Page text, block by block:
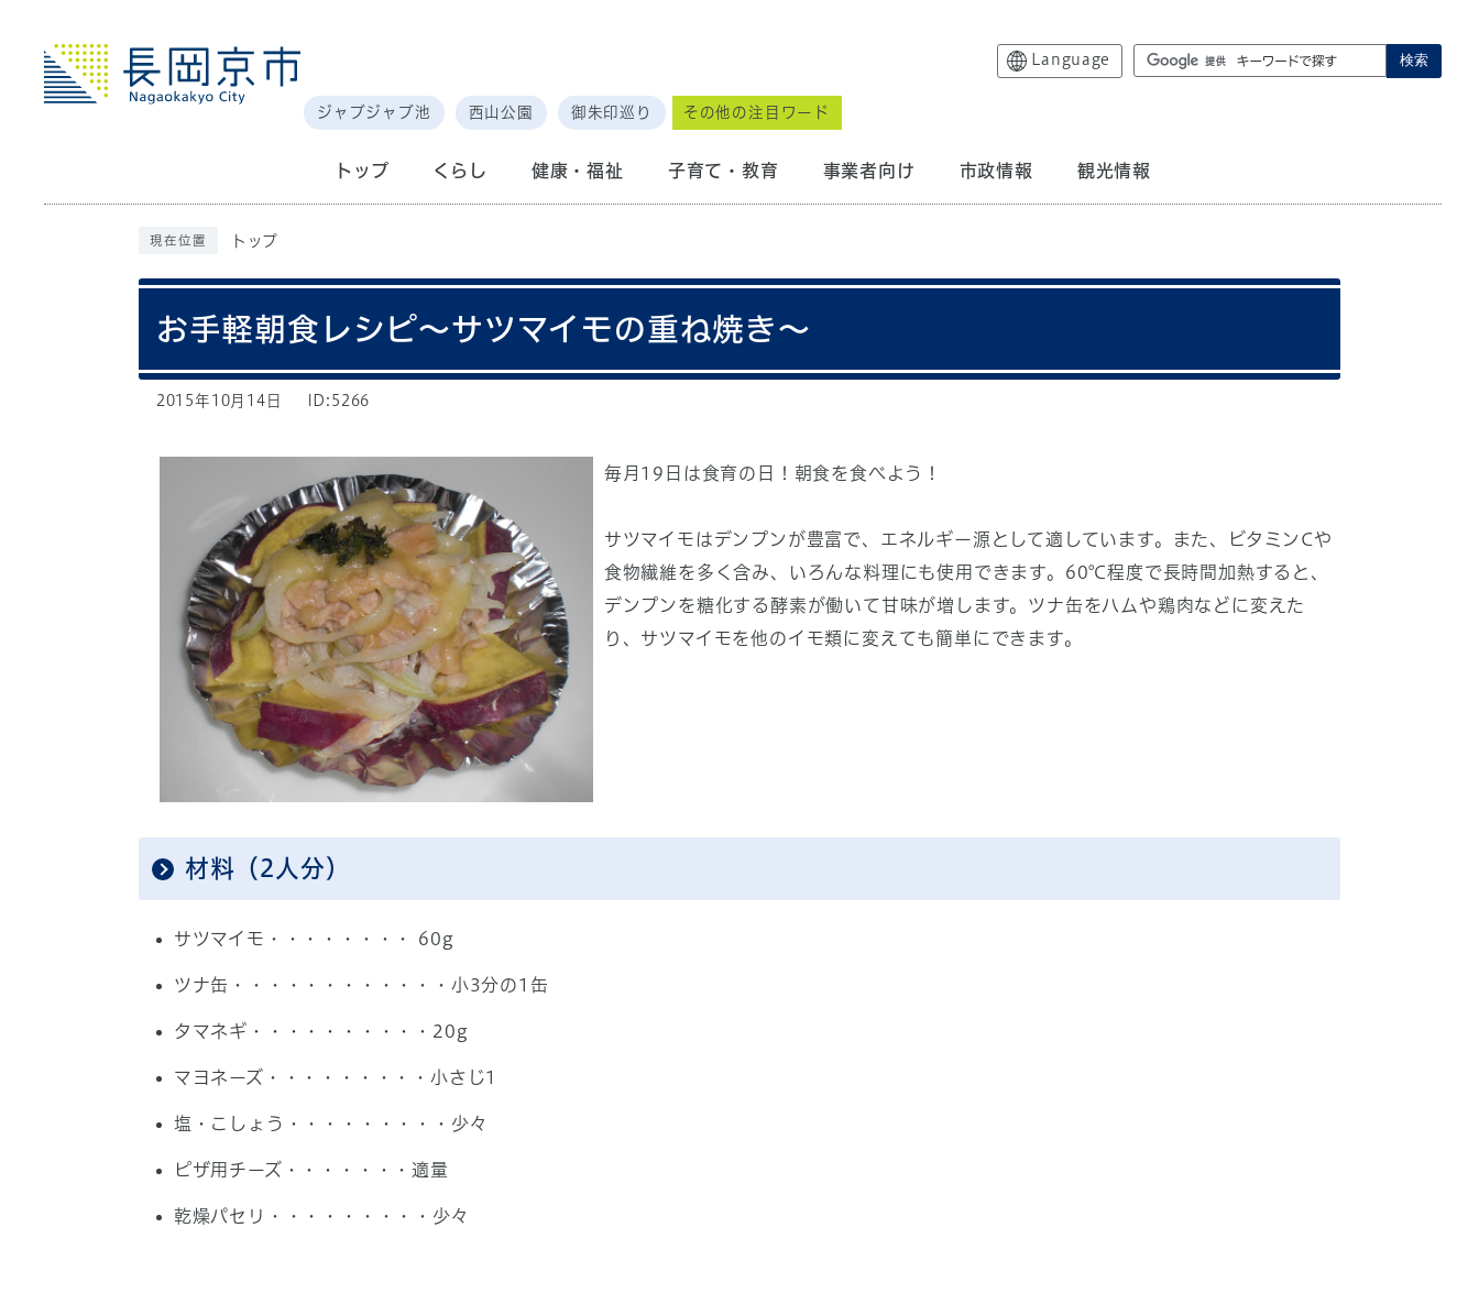
Language 検索
ジャブジャブ池 西山公園 御朱印巡り その他の注目ワード
トップ くらし 健康・福祉 子育て・教育 事業者向け 市政情報 観光情報
現在位置 トップ
お手軽朝食レシピ～サツマイモの重ね焼き～
2015年10月14日 ID:5266
毎月19日は食育の日！朝食を食べよう！
サツマイモはデンプンが豊富で、エネルギー源として適しています。また、ビタミンCや
食物繊維を多く含み、いろんな料理にも使用できます。60℃程度で長時間加熱すると、
デンプンを糖化する酵素が働いて甘味が増します。ツナ缶をハムや鶏肉などに変えた
り、サツマイモを他のイモ類に変えても簡単にできます。
材料（2人分）
サツマイモ・・・・・・・・ 60g
ツナ缶・・・・・・・・・・・・小3分の1缶
タマネギ・・・・・・・・・・20g
マヨネーズ・・・・・・・・・小さじ1
塩・こしょう・・・・・・・・・少々
ピザ用チーズ・・・・・・・適量
乾燥パセリ・・・・・・・・・少々